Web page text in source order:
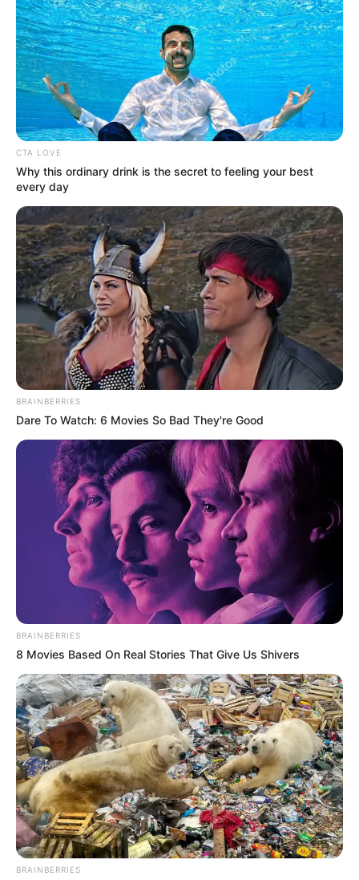
Περιπέτεια στο βουνό για 18χρονο στη
Θάσο: Η κλήση στο 112 και η έγκαιρη
επέμβαση των πυροσβεστών τον
έσωσαν!
Επίδομα 150€: Πότε πληρώνεται η
έκτακτη ενίσχυση για παιδιά
Δείτε όλες τις τελευταίεςΕιδήσεις από την Ελλάδα και
τον Κόσμο, τη στιγμή που συμβαίνουν, στο
Newstok.gr.
CTA LOVE
Why this ordinary drink is the secret to feeling your best
every day
BRAINBERRIES
Dare To Watch: 6 Movies So Bad They're Good
BRAINBERRIES
8 Movies Based On Real Stories That Give Us Shivers
BRAINBERRIES